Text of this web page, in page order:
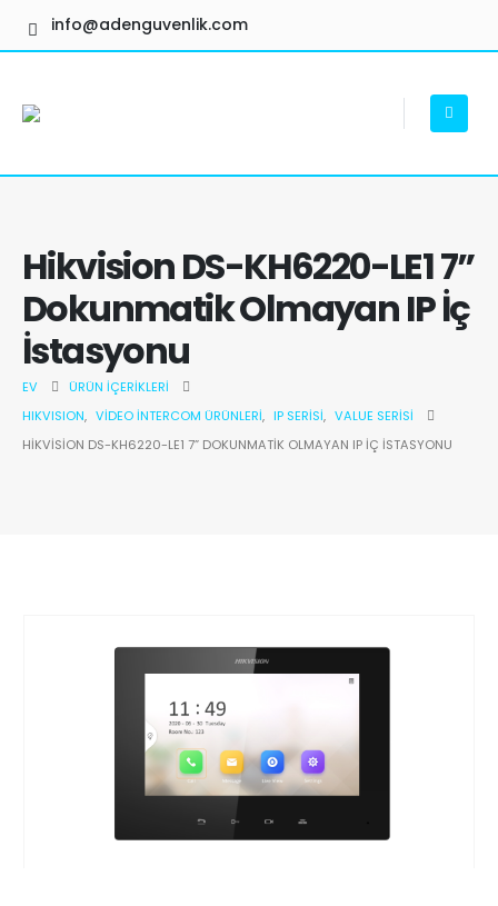
info@adenguvenlik.com
Hikvision DS-KH6220-LE1 7”
Dokunmatik Olmayan IP İç
İstasyonu
EV
ÜRÜN İÇERIKLERI
HIKVISION, VIDEO İNTERCOM ÜRÜNLERI, IP SERISI, VALUE SERISI
HIKVISION DS-KH6220-LE1 7” DOKUNMATIK OLMAYAN IP İÇ İSTASYONU